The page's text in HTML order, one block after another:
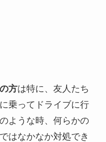
方は特に、友人たち
乗ってドライブに行
ような時、何らかの
はなかなか対処でき